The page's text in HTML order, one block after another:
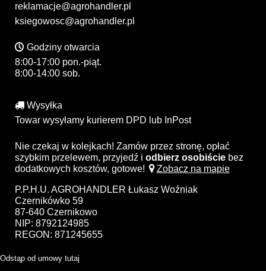
reklamacje@agrohandler.pl
ksiegowosc@agrohandler.pl
Godziny otwarcia
8:00-17:00 pon.-piąt.
8:00-14:00 sob.
Wysyłka
Towar wysyłamy kurierem DPD lub InPost
Nie czekaj w kolejkach! Zamów przez stronę, opłać
szybkim przelewem, przyjedź i odbierz osobiście bez
dodatkowych kosztów, gotowe!
Zobacz na mapie
P.P.H.U. AGROHANDLER Łukasz Woźniak
Czernikówko 59
87-640 Czernikowo
NIP: 8792124985
REGON: 871245655
Odstąp od umowy tutaj